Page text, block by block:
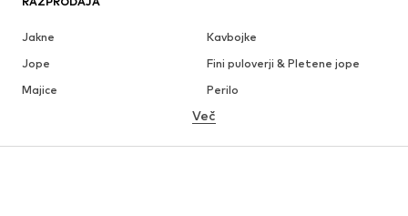
Jakne
Kavbojke
Jope
Fini puloverji & Pletene jope
Majice
Perilo
Srajce
Več